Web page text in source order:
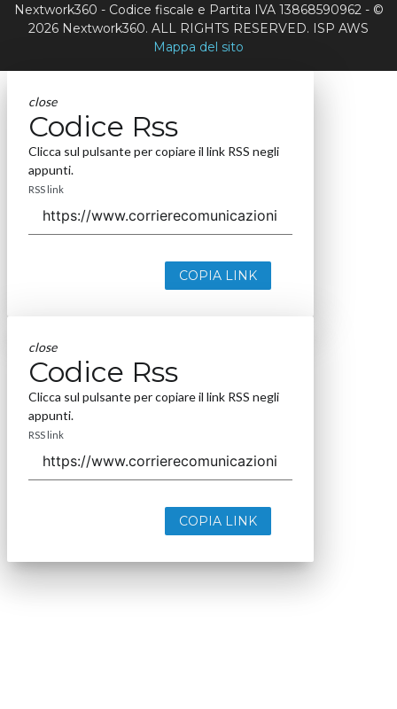
Nextwork360 - Codice fiscale e Partita IVA 13868590962 - ©
2026 Nextwork360. ALL RIGHTS RESERVED. ISP AWS
Mappa del sito
close
Codice Rss
Clicca sul pulsante per copiare il link RSS negli
appunti.
RSS link
COPIA LINK
close
Codice Rss
Clicca sul pulsante per copiare il link RSS negli
appunti.
RSS link
COPIA LINK